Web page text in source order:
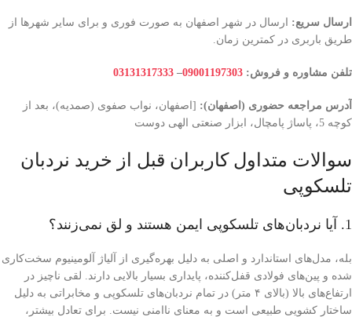
ارسال سریع: ارسال در شهر اصفهان به صورت فوری و برای سایر شهرها از
طریق باربری در کمترین زمان.
تلفن مشاوره و فروش: 09001197303
–
03131317333
آدرس مراجعه حضوری (اصفهان): [اصفهان، نواب صفوی (صمدیه)، بعد از
کوچه 5، پاساژ پامچال، ابزار صنعتی الهی دوست
سوالات متداول کاربران قبل از خرید نردبان
تلسکوپی
1. آیا نردبان‌های تلسکوپی ایمن هستند و لق نمی‌زنند؟
بله، مدل‌های استاندارد و اصلی به دلیل بهره‌گیری از آلیاژ آلومینیوم سخت‌کاری
شده و پین‌های فولادی قفل‌کننده، پایداری بسیار بالایی دارند. لقی ناچیز در
ارتفاع‌های بالا (بالای ۴ متر) در تمام نردبان‌های تلسکوپی و مخابراتی به دلیل
ساختار کشویی طبیعی است و به معنای ناامنی نیست. برای تعادل بیشتر،